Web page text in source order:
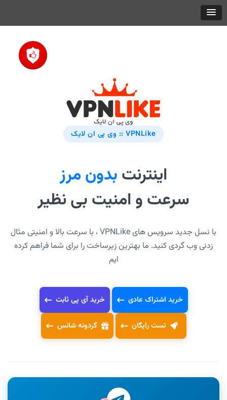
VPNLike :: وی پی ان لایک
اینترنت بدون مرز
سرعت و امنیت بی نظیر
با نسل جدید سرویس های VPNLike ، با سرعت بالا و امنیتی مثال
زدنی وب گردی کنید. ما بهترین زیرساخت را برای شما فراهم کرده
ایم
خرید اشتراک عادی خرید آی پی ثابت
تست رایگان گردونه شانس